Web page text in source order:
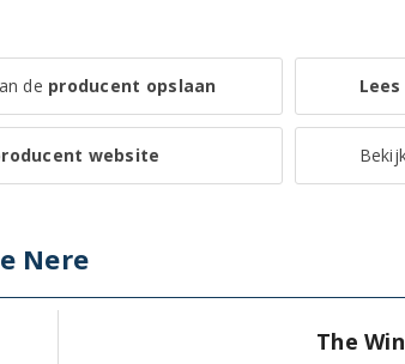
de producent opslaan
website
Nere
The